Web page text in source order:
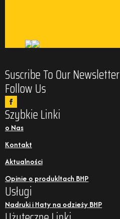
Suscribe To Our Newsletter
Follow Us
Szybkie Linki
o Nas
Kontakt
Aktualności
Opinie o produkltach BHP
Usługi
Nadruki i Haty na odzieży BHP